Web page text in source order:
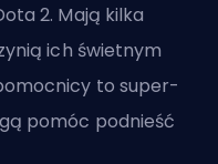
2. Mają kilka
ich świetnym
to super-
pomóc podnieść